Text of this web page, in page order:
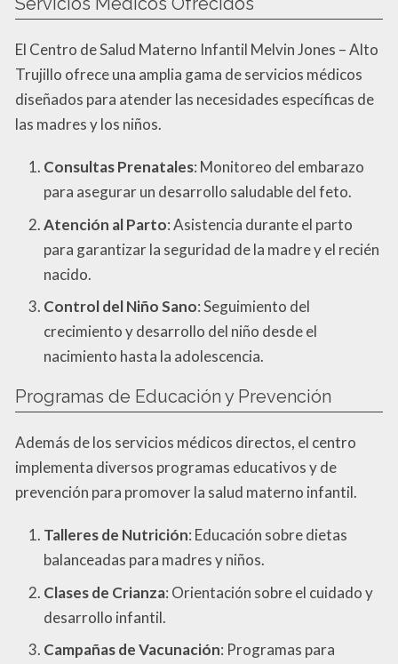
El Centro de Salud Materno Infantil Melvin Jones – Alto
Trujillo ofrece una amplia gama de servicios médicos
diseñados para atender las necesidades específicas de
las madres y los niños.
Consultas Prenatales: Monitoreo del embarazo
para asegurar un desarrollo saludable del feto.
Atención al Parto: Asistencia durante el parto
para garantizar la seguridad de la madre y el recién
nacido.
Control del Niño Sano: Seguimiento del
crecimiento y desarrollo del niño desde el
nacimiento hasta la adolescencia.
Programas de Educación y Prevención
Además de los servicios médicos directos, el centro
implementa diversos programas educativos y de
prevención para promover la salud materno infantil.
Talleres de Nutrición: Educación sobre dietas
balanceadas para madres y niños.
Clases de Crianza: Orientación sobre el cuidado y
desarrollo infantil.
Campañas de Vacunación: Programas para